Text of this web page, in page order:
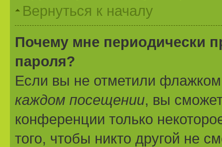
Вернуться к началу
Почему мне периодически
пароля?
Если вы не отметили
каждом посещении, вы
конференции только
того, чтобы никто другой не